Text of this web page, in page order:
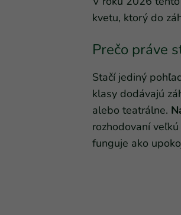
kvetu, ktorý do
Prečo práve
Stačí jediný
klasy dodávajú
alebo teatrálne.
rozhodovaní
funguje ako